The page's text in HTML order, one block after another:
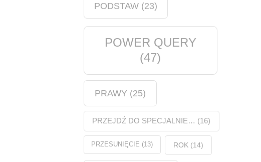
PODSTAW(23)
POWER QUERY
(47)
PRAWY(25)
PRZEJDŹ DO SPECJALNIE… (16)
PRZESUNIĘCIE (13) ROK (14)